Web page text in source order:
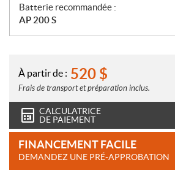
Batterie recommandée :
AP 200 S
À partir de : 520 $
Frais de transport et préparation inclus.
CALCULATRICE
DE PAIEMENT
FINANCEMENT FACILE
DEMANDEZ UNE PRÉ-APPROBATION